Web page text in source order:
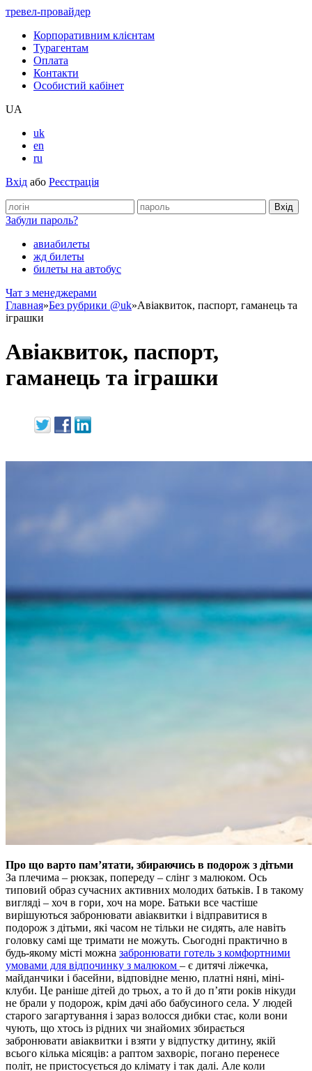
тревел-провайдер
Корпоративним клієнтам
Турагентам
Оплата
Контакти
Особистий кабінет
UA
uk
en
ru
Вхід або Реєстрація
Забули пароль?
авиабилеты
жд билеты
билеты на автобус
Чат з менеджерами
Главная»Без рубрики @uk»Авіаквиток, паспорт, гаманець та
іграшки
Авіаквиток, паспорт,
гаманець та іграшки
Про що варто пам’ятати, збираючись в подорож з дітьми
За плечима – рюкзак, попереду – слінг з малюком. Ось
типовий образ сучасних активних молодих батьків. І в такому
вигляді – хоч в гори, хоч на море. Батьки все частіше
вирішуються забронювати авіаквитки і відправитися в
подорож з дітьми, які часом не тільки не сидять, але навіть
головку самі ще тримати не можуть. Сьогодні практично в
будь-якому місті можна забронювати готель з комфортними
умовами для відпочинку з малюком – є дитячі ліжечка,
майданчики і басейни, відповідне меню, платні няні, міні-
клуби. Це раніше дітей до трьох, а то й до п’яти років нікуди
не брали у подорож, крім дачі або бабусиного села. У людей
старого загартування і зараз волосся дибки стає, коли вони
чують, що хтось із рідних чи знайомих збирається
забронювати авіаквитки і взяти у відпустку дитину, якій
всього кілька місяців: а раптом захворіє, погано перенесе
політ, не пристосується до клімату і так далі. Але коли